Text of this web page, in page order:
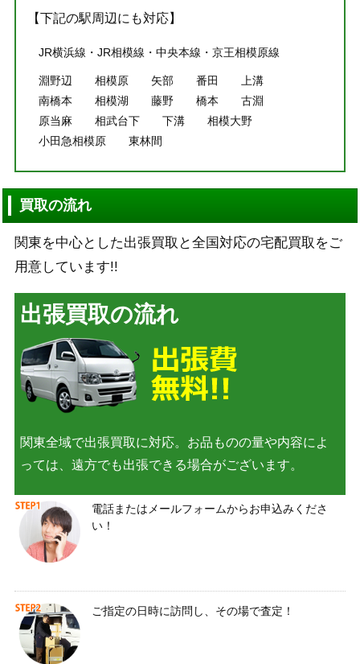
【下記の駅周辺にも対応】
JR横浜線・JR相模線・中央本線・京王相模原線
淵野辺 相模原 矢部 番田
上溝
南橋本
相模湖 藤野 橋本
古淵
原当麻
相武台下 下溝
相模大野
小田急相模原
東林間
買取の流れ
関東を中心とした出張買取と全国対応の宅配買取をご
用意しています!!
出張買取の流れ
関東全域で出張買取に対応。お品ものの量や内容によ
っては、遠方でも出張できる場合がございます。
電話またはメールフォームからお申込みくださ
い！
ご指定の日時に訪問し、その場で査定！